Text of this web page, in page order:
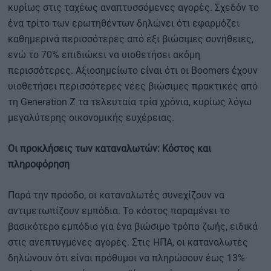
κυρίως στις ταχέως αναπτυσσόμενες αγορές. Σχεδόν το
ένα τρίτο των ερωτηθέντων δηλώνει ότι εφαρμόζει
καθημερινά περισσότερες από έξι βιώσιμες συνήθειες,
ενώ το 70% επιδιώκει να υιοθετήσει ακόμη
περισσότερες. Αξιοσημείωτο είναι ότι οι Boomers έχουν
υιοθετήσει περισσότερες νέες βιώσιμες πρακτικές από
τη Generation Z τα τελευταία τρία χρόνια, κυρίως λόγω
μεγαλύτερης οικονομικής ευχέρειας.
Οι προκλήσεις των καταναλωτών: Κόστος και
πληροφόρηση
Παρά την πρόοδο, οι καταναλωτές συνεχίζουν να
αντιμετωπίζουν εμπόδια. Το κόστος παραμένει το
βασικότερο εμπόδιο για ένα βιώσιμο τρόπο ζωής, ειδικά
στις ανεπτυγμένες αγορές. Στις ΗΠΑ, οι καταναλωτές
δηλώνουν ότι είναι πρόθυμοι να πληρώσουν έως 13%